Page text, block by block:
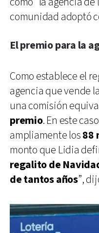
comunidad adoptó
El premio para la
Como establece el
agencia que vende
una comisión
premio. En este
ampliamente los88
monto que Lidia
regalito de
de tantos años”,